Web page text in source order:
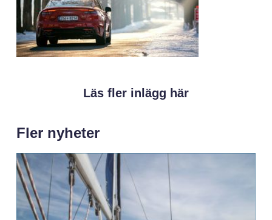
Läs fler inlägg här
Fler nyheter